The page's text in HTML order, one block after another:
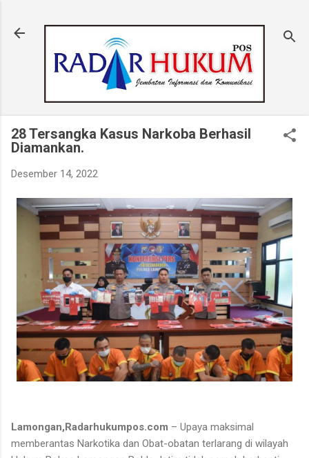
28 Tersangka Kasus Narkoba Berhasil
Diamankan.
Desember 14, 2022
Lamongan,Radarhukumpos.com – Upaya maksimal
memberantas Narkotika dan Obat-obatan terlarang di wilayah